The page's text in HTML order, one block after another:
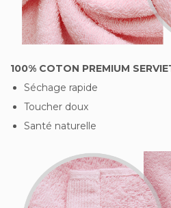
100% COTON PREMIUM
Séchage rapide
Toucher doux
Santé naturelle